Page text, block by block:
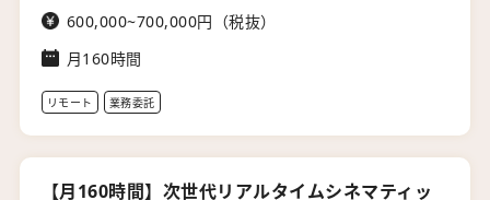
600,000~700,000円（税抜）
月160時間
リモート 業務委託
【月160時間】次世代リアルタイムシネマティッ